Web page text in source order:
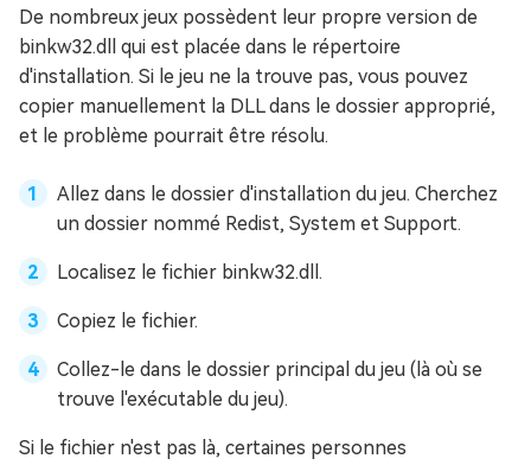
De nombreux jeux possèdent leur propre version de
binkw32.dll qui est placée dans le répertoire
d'installation. Si le jeu ne la trouve pas, vous pouvez
copier manuellement la DLL dans le dossier approprié,
et le problème pourrait être résolu.
Allez dans le dossier d'installation du jeu. Cherchez
un dossier nommé Redist, System et Support.
Localisez le fichier binkw32.dll.
Copiez le fichier.
Collez-le dans le dossier principal du jeu (là où se
trouve l'exécutable du jeu).
Si le fichier n'est pas là, certaines personnes